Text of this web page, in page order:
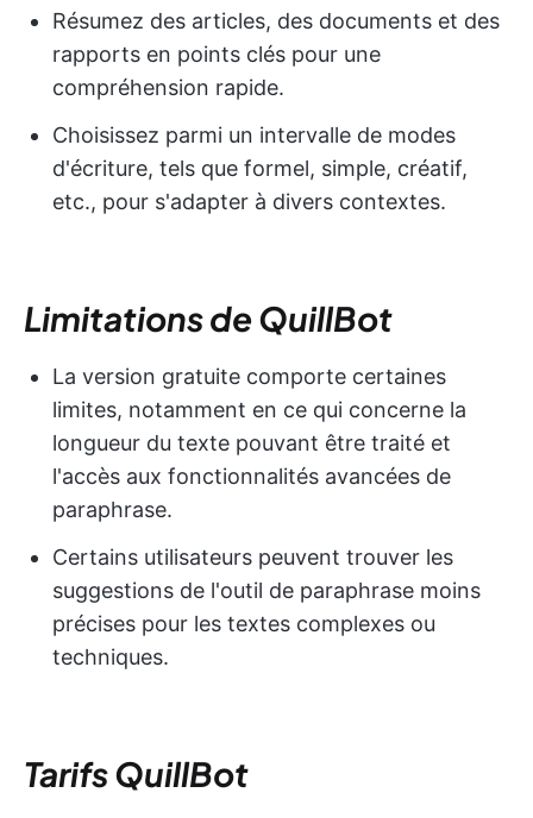
Résumez des articles, des documents et des
rapports en points clés pour une
compréhension rapide.
Choisissez parmi un intervalle de modes
d'écriture, tels que formel, simple, créatif,
etc., pour s'adapter à divers contextes.
Limitations de QuillBot
La version gratuite comporte certaines
limites, notamment en ce qui concerne la
longueur du texte pouvant être traité et
l'accès aux fonctionnalités avancées de
paraphrase.
Certains utilisateurs peuvent trouver les
suggestions de l'outil de paraphrase moins
précises pour les textes complexes ou
techniques.
Tarifs QuillBot